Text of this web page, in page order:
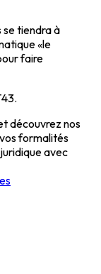
se tiendra à
«le
faire
découvrez nos
formalités
avec